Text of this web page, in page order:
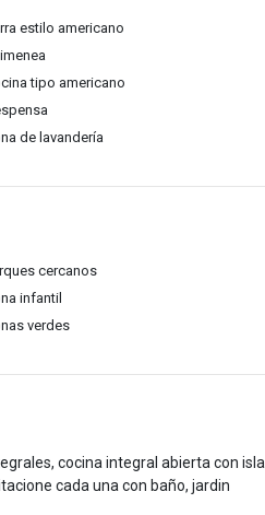
estilo americano
tipo americano
de lavandería
cercanos
infantil
verdes
cocina integral abierta con isla
cada una con baño, jardin